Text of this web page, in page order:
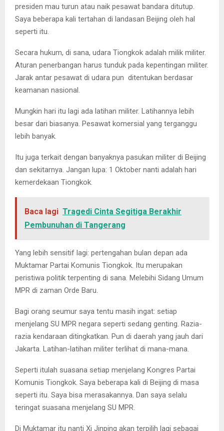
presiden mau turun atau naik pesawat bandara ditutup.
Saya beberapa kali tertahan di landasan Beijing oleh hal
seperti itu.
Secara hukum, di sana, udara Tiongkok adalah milik militer.
Aturan penerbangan harus tunduk pada kepentingan militer.
Jarak antar pesawat di udara pun ditentukan berdasar
keamanan nasional.
Mungkin hari itu lagi ada latihan militer. Latihannya lebih
besar dari biasanya. Pesawat komersial yang terganggu
lebih banyak.
Itu juga terkait dengan banyaknya pasukan militer di Beijing
dan sekitarnya. Jangan lupa: 1 Oktober nanti adalah hari
kemerdekaan Tiongkok.
Baca lagi Tragedi Cinta Segitiga Berakhir
Pembunuhan di Tangerang
Yang lebih sensitif lagi: pertengahan bulan depan ada
Muktamar Partai Komunis Tiongkok. Itu merupakan
peristiwa politik terpenting di sana. Melebihi Sidang Umum
MPR di zaman Orde Baru.
Bagi orang seumur saya tentu masih ingat: setiap
menjelang SU MPR negara seperti sedang genting. Razia-
razia kendaraan ditingkatkan. Pun di daerah yang jauh dari
Jakarta. Latihan-latihan militer terlihat di mana-mana.
Seperti itulah suasana setiap menjelang Kongres Partai
Komunis Tiongkok. Saya beberapa kali di Beijing di masa
seperti itu. Saya bisa merasakannya. Dan saya selalu
teringat suasana menjelang SU MPR.
Di Muktamar itu nanti Xi Jinping akan terpilih lagi sebagai